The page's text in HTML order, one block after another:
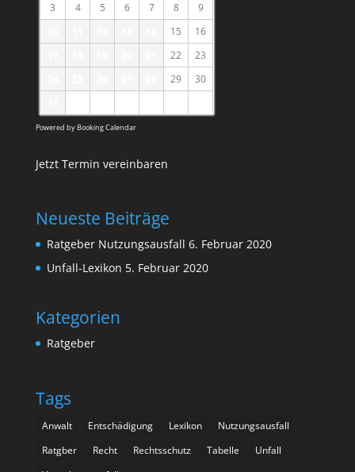
3
4 5 6 7 8
9
15
16
22
23
29
30
Powered byBooking Calendar
Jetzt Termin vereinbaren
Neueste Beiträge
Ratgeber Nutzungsausfall 6. Februar 2020
Unfall-Lexikon 5. Februar 2020
Kategorien
Ratgeber
Tags
Anwalt Entschädigung Lexikon
Nutzungsausfall
Ratgber
Recht Rechtsschutz Tabelle
Unfall